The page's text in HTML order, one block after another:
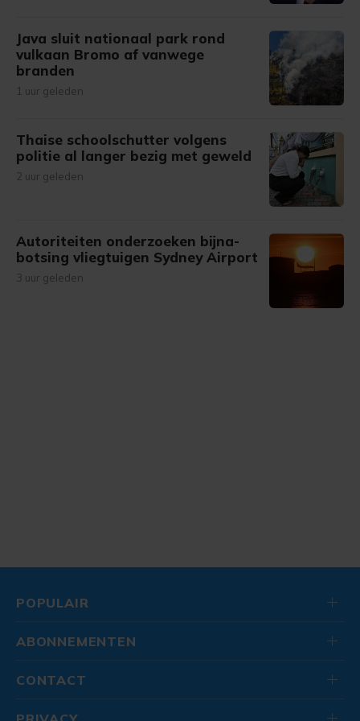
Java sluit nationaal park rond
vulkaan Bromo af vanwege
branden
1 uur geleden
Thaise schoolschutter volgens
politie al langer bezig met geweld
2 uur geleden
Autoriteiten onderzoeken bijna-
botsing vliegtuigen Sydney Airport
3 uur geleden
POPULAIR
ABONNEMENTEN
CONTACT